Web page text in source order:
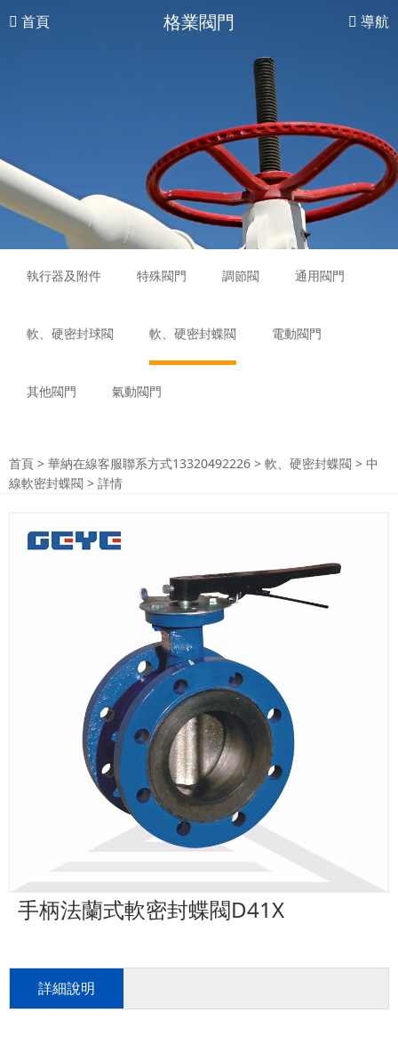
首頁 格業閥門 導航
執行器及附件 特殊閥門 調節閥 通用閥門
軟、硬密封球閥 軟、硬密封蝶閥 電動閥門
其他閥門 氣動閥門
首頁 > 華納在線客服聯系方式13320492226 > 軟、硬密封蝶閥 > 中
線軟密封蝶閥 > 詳情
手柄法蘭式軟密封蝶閥D41X
詳細說明